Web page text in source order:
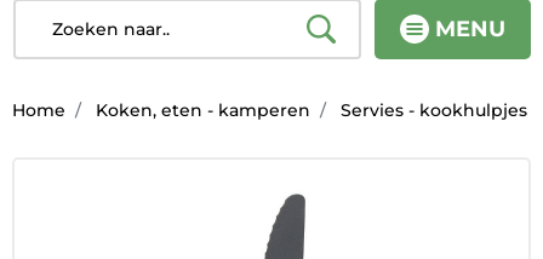
MENU
Home Koken, eten - kamperen Servies - kookhulpjes